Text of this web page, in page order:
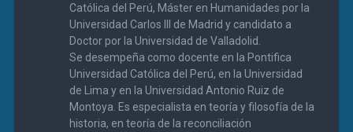
Católica del Perú, Máster en Humanidades por la
Universidad Carlos III de Madrid y candidato a
Doctor por la Universidad de Valladolid.
Se desempeña como docente en la Pontifica
Universidad Católica del Perú, en la Universidad
de Lima y en la Universidad Antonio Ruiz de
Montoya. Es especialista en teoría y filosofía de la
historia, en teoría de la reconciliación